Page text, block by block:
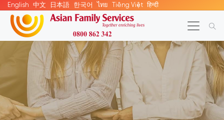
English 中文 日本語 한국어 ไทย Tiếng Việt हिन्दी